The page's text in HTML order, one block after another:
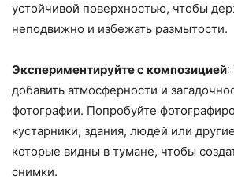
устойчивой поверхностью, чтобы
неподвижно и избежать размытости.
Экспериментируйте с композицией:
добавить атмосферности и
фотографии. Попробуйте
кустарники, здания, людей или
которые видны в тумане, чтобы
снимки.